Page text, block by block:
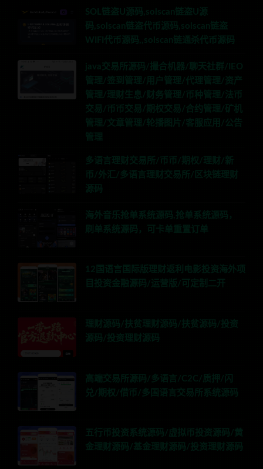
SOL链盗U源码,solscan链盗U源
码,solscan链盗代币源码,solscan链盗
WIFI代币源码,,solscan链通杀代币源码
java交易所源码/撮合机器/聊天社群/IEO
管理/签到管理/用户管理/代理管理/资产
管理/理财生息/财务管理/币种管理/法币
交易/币币交易/期权交易/合约管理/矿机
管理/文章管理/轮播图片/客服应用/公告
管理
多语言理财交易所/币币/期权/理财/新
币/外汇/多语言理财交易所/区块链理财
源码
海外音乐抢单系统源码,抢单系统源码，
刷单系统源码，可卡单重置订单
12国语言国际版理财返利电影投资海外项
目投资金融源码/运营版/可定制二开
理财源码/扶贫理财源码/扶贫源码/投资
源码/投资理财源码
高端交易所源码/多语言/C2C/质押/闪
兑/期权/借币/多国语言交易所系统源码
五行币投资系统源码/虚拟币投资源码/黄
金理财源码/基金理财源码/投资理财源码